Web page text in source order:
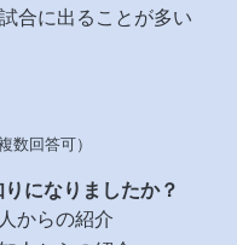
合に出ることが多い
数回答可）
になりましたか？
からの紹介